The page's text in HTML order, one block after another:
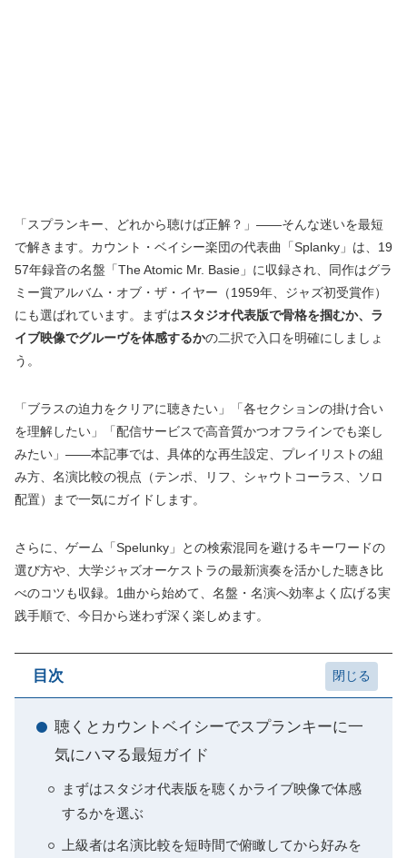
「スプランキー、どれから聴けば正解？」——そんな迷いを最短
で解きます。カウント・ベイシー楽団の代表曲「Splanky」は、19
57年録音の名盤「The Atomic Mr. Basie」に収録され、同作はグラ
ミー賞アルバム・オブ・ザ・イヤー（1959年、ジャズ初受賞作）
にも選ばれています。まずはスタジオ代表版で骨格を掴むか、ラ
イブ映像でグルーヴを体感するかの二択で入口を明確にしましょ
う。
「ブラスの迫力をクリアに聴きたい」「各セクションの掛け合い
を理解したい」「配信サービスで高音質かつオフラインでも楽し
みたい」——本記事では、具体的な再生設定、プレイリストの組
み方、名演比較の視点（テンポ、リフ、シャウトコーラス、ソロ
配置）まで一気にガイドします。
さらに、ゲーム「Spelunky」との検索混同を避けるキーワードの
選び方や、大学ジャズオーケストラの最新演奏を活かした聴き比
べのコツも収録。1曲から始めて、名盤・名演へ効率よく広げる実
践手順で、今日から迷わず深く楽しめます。
目次
聴くとカウントベイシーでスプランキーに一
気にハマる最短ガイド
まずはスタジオ代表版を聴くかライブ映像で体感
するかを選ぶ
上級者は名演比較を短時間で俯瞰してから好みを